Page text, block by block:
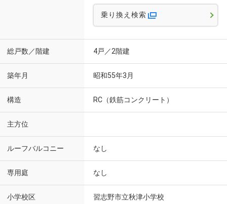
乗り換え検索
総戸数／階建 4戸／2階建
築年月 昭和55年3月
構造 RC（鉄筋コンクリート）
主方位
ルーフバルコニー なし
専用庭 なし
小学校区 習志野市立秋津小学校